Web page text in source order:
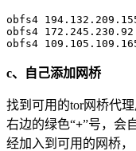
obfs4
obfs4
c、自己添加网桥
找到可用的tor网桥代
右边的绿色“+”号，会
经加入到可用的网桥，